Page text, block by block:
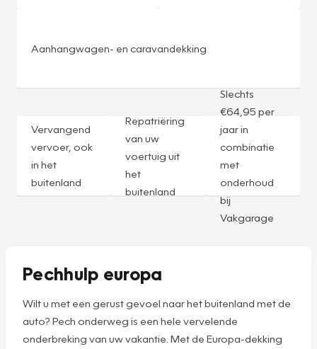
Aanhangwagen- en caravandekking
Vervangend
vervoer, ook
in het
buitenland
Repatriëring
van uw
voertuig uit
het
buitenland
Slechts
€64,95 per
jaar in
combinatie
met
onderhoud
bij
Vakgarage
Pechhulp europa
Wilt u met een gerust gevoel naar het buitenland met de
auto? Pech onderweg is een hele vervelende
onderbreking van uw vakantie. Met de Europa-dekking